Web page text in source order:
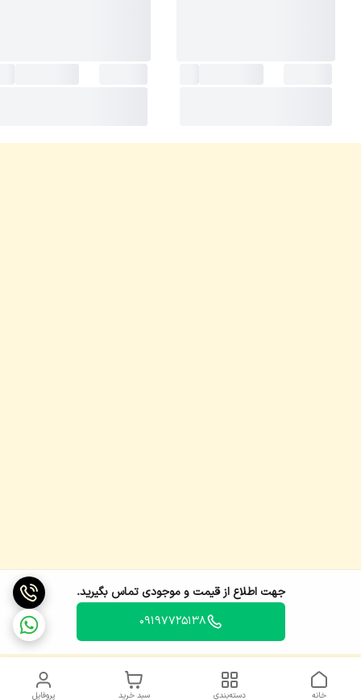
جهت اطلاع از قیمت و موجودی تماس بگیرید.
09197725138
پروفایل سبد خرید دسته‌بندی خانه